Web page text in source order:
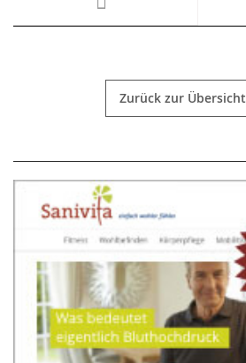
Zurück zur Übersicht